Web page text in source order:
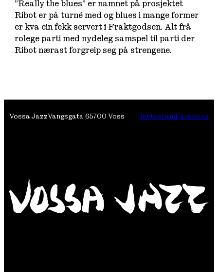
”Really the blues” er namnet på prosjektet
Ribot er på turné med og blues i mange former
er kva ein fekk servert i Fraktgodsen. Alt frå
rolege parti med nydeleg samspel til parti der
Ribot nærast forgreip seg på strengene.
Vossa JazzVangsgata 65700 Voss InstagramFacebook